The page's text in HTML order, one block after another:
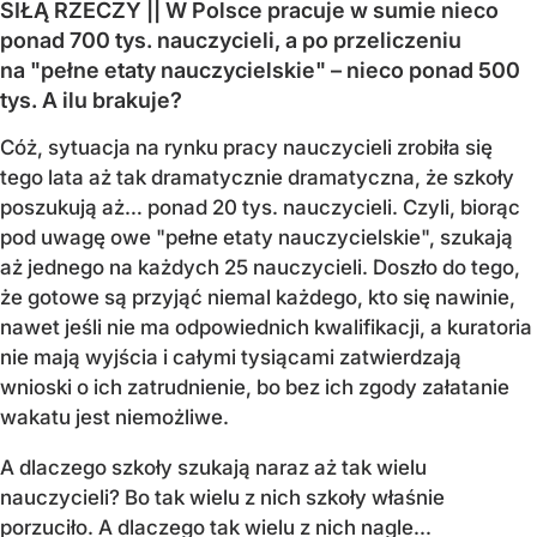
SIŁĄ RZECZY || W Polsce pracuje w sumie nieco
ponad 700 tys. nauczycieli, a po przeliczeniu
na "pełne etaty nauczycielskie" – nieco ponad 500
tys. A ilu brakuje?
Cóż, sytuacja na rynku pracy nauczycieli zrobiła się
tego lata aż tak dramatycznie dramatyczna, że szkoły
poszukują aż… ponad 20 tys. nauczycieli. Czyli, biorąc
pod uwagę owe "pełne etaty nauczycielskie", szukają
aż jednego na każdych 25 nauczycieli. Doszło do tego,
że gotowe są przyjąć niemal każdego, kto się nawinie,
nawet jeśli nie ma odpowiednich kwalifikacji, a kuratoria
nie mają wyjścia i całymi tysiącami zatwierdzają
wnioski o ich zatrudnienie, bo bez ich zgody załatanie
wakatu jest niemożliwe.
A dlaczego szkoły szukają naraz aż tak wielu
nauczycieli? Bo tak wielu z nich szkoły właśnie
porzuciło. A dlaczego tak wielu z nich nagle...